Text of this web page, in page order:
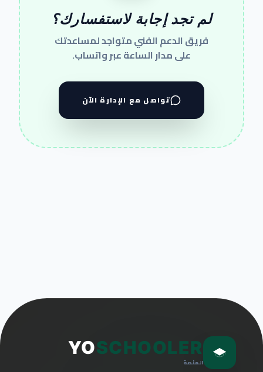
لم تجد إجابة لاستفسارك؟
فريق الدعم الفني متواجد لمساعدتك
على مدار الساعة عبر واتساب.
تواصل مع الإدارة الآن
YOSCHOOLER
المنصة